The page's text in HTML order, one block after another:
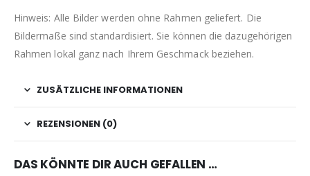
Hinweis: Alle Bilder werden ohne Rahmen geliefert. Die
Bildermaße sind standardisiert. Sie können die dazugehörigen
Rahmen lokal ganz nach Ihrem Geschmack beziehen.
ZUSÄTZLICHE INFORMATIONEN
REZENSIONEN (0)
DAS KÖNNTE DIR AUCH GEFALLEN …